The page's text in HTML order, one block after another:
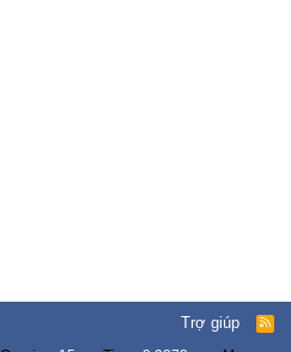
Trợ giúp
R